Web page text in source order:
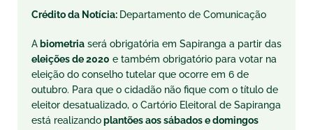
Crédito da Notícia: Departamento de Comunicação
A biometria será obrigatória em Sapiranga a partir das
eleições de 2020 e também obrigatório para votar na
eleição do conselho tutelar que ocorre em 6 de
outubro. Para que o cidadão não fique com o título de
eleitor desatualizado, o Cartório Eleitoral de Sapiranga
está realizandoplantões aos sábados e domingos